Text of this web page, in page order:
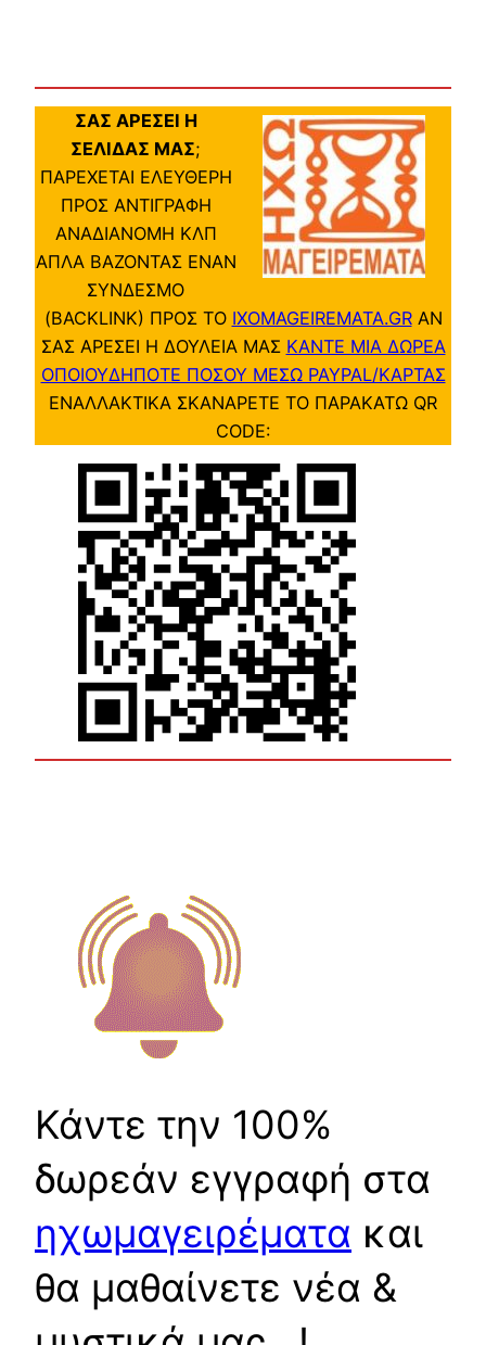
ΣΑΣ ΑΡΕΣΕΙ Η
ΣΕΛΙΔΑΣ ΜΑΣ;
ΠΑΡΕΧΕΤΑΙ ΕΛΕΥΘΕΡΗ
ΠΡΟΣ ΑΝΤΙΓΡΑΦΗ
ΑΝΑΔΙΑΝΟΜΗ ΚΛΠ
ΑΠΛΑ ΒΑΖΟΝΤΑΣ ΕΝΑΝ
ΣΥΝΔΕΣΜΟ
(BACKLINK) ΠΡΟΣ ΤΟ IXOMAGEIREMATA.GRΑΝ
ΣΑΣ ΑΡΕΣΕΙ Η ΔΟΥΛΕΙΑ ΜΑΣ ΚΑΝΤΕ ΜΙΑ ΔΩΡΕΑ
ΟΠΟΙΟΥΔΗΠΟΤΕ ΠΟΣΟΥ ΜΕΣΩ PAYPAL/ΚΑΡΤΑΣ
ΕΝΑΛΛΑΚΤΙΚΑ ΣΚΑΝΑΡΕΤΕ ΤΟ ΠΑΡΑΚΑΤΩ QR
CODE:
Κάντε την 100%
δωρεάν εγγραφή στα
ηχωμαγειρέματα και
θα μαθαίνετε νέα &